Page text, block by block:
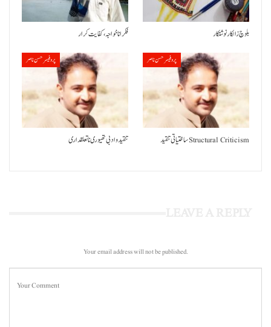
فکر انا خواجہ، کفایت کرار بلوچ زالکار نوشتکار
پروفیسر حسن ناصر
تنقید و ادبی تھیوری نا تعلقداری
پروفیسر حسن ناصر
ساختیاتی تنقید Structural Criticism
Your email address will not be published.